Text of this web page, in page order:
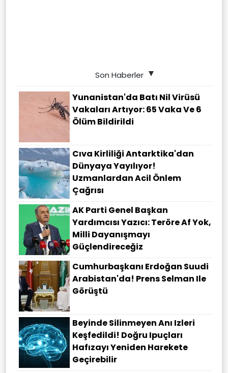
Son Haberler
Yunanistan'da Batı Nil Virüsü
Vakaları Artıyor: 65 Vaka Ve 6
Ölüm Bildirildi
Cıva Kirliliği Antarktika'dan
Dünyaya Yayılıyor!
Uzmanlardan Acil Önlem
Çağrısı
AK Parti Genel Başkan
Yardımcısı Yazıcı: Teröre Af Yok,
Milli Dayanışmayı
Güçlendireceğiz
Cumhurbaşkanı Erdoğan Suudi
Arabistan'da! Prens Selman Ile
Görüştü
Beyinde Silinmeyen Anı Izleri
Keşfedildi! Doğru Ipuçları
Hafızayı Yeniden Harekete
Geçirebilir